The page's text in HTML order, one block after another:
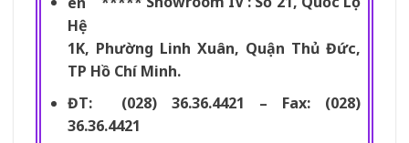
1K, Phường Linh Xuân, Quận Thủ Đức,
TP Hồ Chí Minh.
ĐT: (028) 36.36.4421 – Fax: (028)
36.36.4421